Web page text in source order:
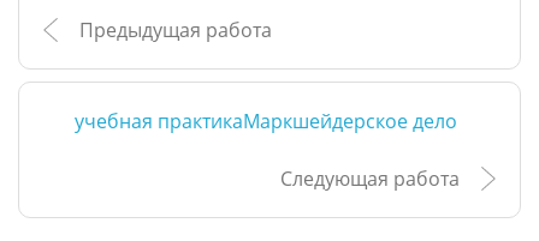
Предыдущая работа
учебная практикаМаркшейдерское дело
Следующая работа